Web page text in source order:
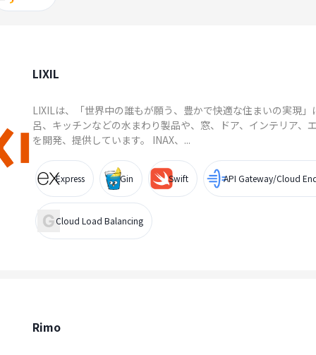
LIXIL
LIXILは、「世界中の誰もが願う、豊かで快適な住まいの実現
呂、キッチンなどの水まわり製品や、窓、ドア、インテリア、
を開発、提供しています。 INAX、...
Express Gin Swift API Gateway/Cloud
Cloud Load Balancing
Rimo